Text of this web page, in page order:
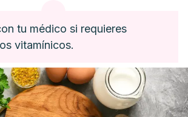
tu médico si requieres
vitamínicos.